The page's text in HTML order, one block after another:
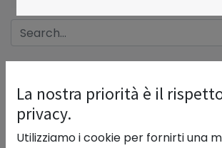
La nostra priorità è il
privacy.
Utilizziamo i cookie per fornirti una